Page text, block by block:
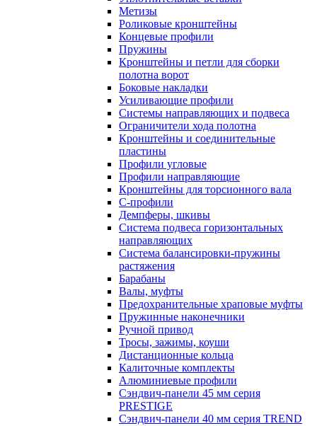
Метизы
Роликовые кронштейны
Концевые профили
Пружины
Кронштейны и петли для сборки
полотна ворот
Боковые накладки
Усиливающие профили
Системы направляющих и подвеса
Ограничители хода полотна
Кронштейны и соединительные
пластины
Профили угловые
Профили направляющие
Кронштейны для торсионного вала
С-профили
Демпферы, шкивы
Система подвеса горизонтальных
направляющих
Система балансировки-пружины
растяжения
Барабаны
Валы, муфты
Предохранительные храповые муфты
Пружинные наконечники
Ручной привод
Тросы, зажимы, коуши
Дистанционные кольца
Калиточные комплекты
Алюминиевые профили
Сэндвич-панели 45 мм серия
PRESTIGE
Сэндвич-панели 40 мм серия TREND